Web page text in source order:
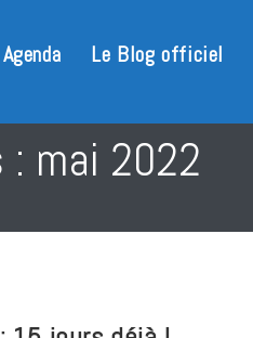
Agenda Le Blog officiel
mai 2022